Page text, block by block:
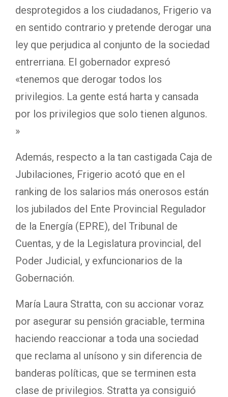
desprotegidos a los ciudadanos, Frigerio va
en sentido contrario y pretende derogar una
ley que perjudica al conjunto de la sociedad
entrerriana. El gobernador expresó
«tenemos que derogar todos los
privilegios. La gente está harta y cansada
por los privilegios que solo tienen algunos.
»
Además, respecto a la tan castigada Caja de
Jubilaciones, Frigerio acotó que en el
ranking de los salarios más onerosos están
los jubilados del Ente Provincial Regulador
de la Energía (EPRE), del Tribunal de
Cuentas, y de la Legislatura provincial, del
Poder Judicial, y exfuncionarios de la
Gobernación.
María Laura Stratta, con su accionar voraz
por asegurar su pensión graciable, termina
haciendo reaccionar a toda una sociedad
que reclama al unísono y sin diferencia de
banderas políticas, que se terminen esta
clase de privilegios. Stratta ya consiguió